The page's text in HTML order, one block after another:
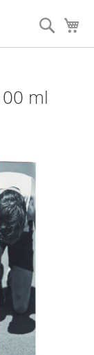
Zoeken
ml